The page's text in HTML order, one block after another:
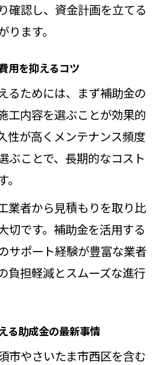
確認し、資金計画を立てる
ます。
用を抑えるコツ
るためには、まず補助金の
工内容を選ぶことが効果的
性が高くメンテナンス頻度
ぶことで、長期的なコスト
業者から見積もりを取り比
切です。補助金を活用する
サポート経験が豊富な業者
負担軽減とスムーズな進行
る助成金の最新事情
市やさいたま市西区を含む